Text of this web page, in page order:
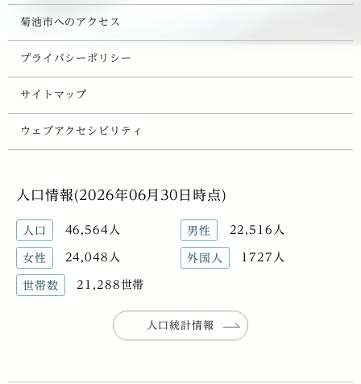
菊池市へのアクセス
プライバシーポリシー
サイトマップ
ウェブアクセシビリティ
人口情報(2026年06月30日時点)
人口 46,564人 男性 22,516人
女性 24,048人 外国人 1727人
世帯数 21,288世帯
人口統計情報